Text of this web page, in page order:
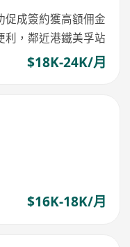
促成簽約獲高額佣金
利，鄰近港鐵美孚站
$18K-24K/月
$16K-18K/月